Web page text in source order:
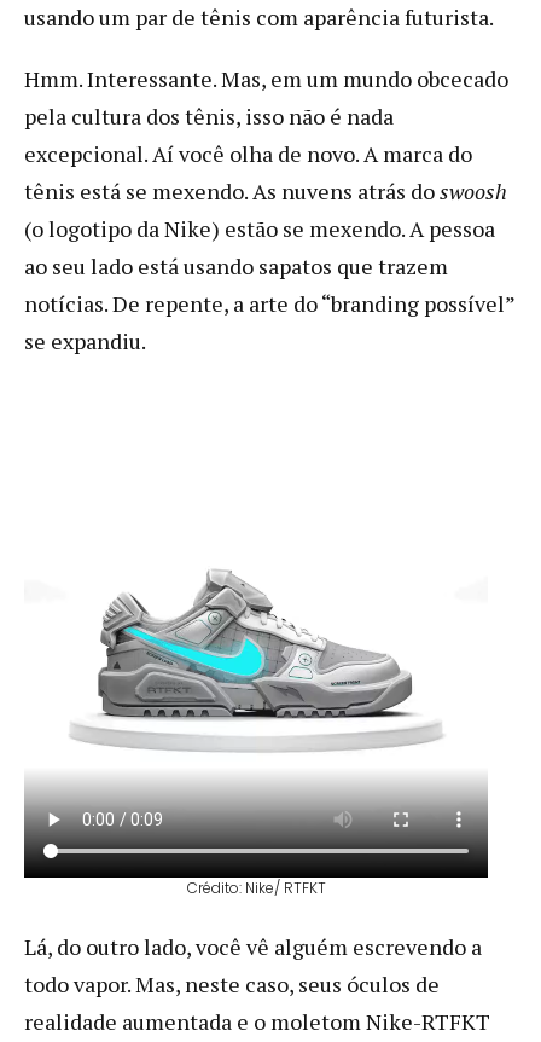
usando um par de tênis com aparência futurista.
Hmm. Interessante. Mas, em um mundo obcecado
pela cultura dos tênis, isso não é nada
excepcional. Aí você olha de novo. A marca do
tênis está se mexendo. As nuvens atrás doswoosh
(o logotipo da Nike) estão se mexendo. A pessoa
ao seu lado está usando sapatos que trazem
notícias. De repente, a arte do “branding possível”
se expandiu.
Crédito: Nike/ RTFKT
Lá, do outro lado, você vê alguém escrevendo a
todo vapor. Mas, neste caso, seus óculos de
realidade aumentada e o moletom Nike-RTFKT